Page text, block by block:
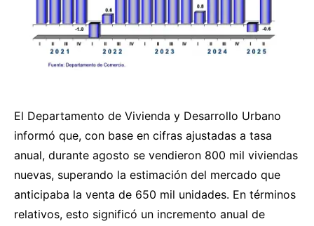
El Departamento de Vivienda y Desarrollo Urbano
informó que, con base en cifras ajustadas a tasa
anual, durante agosto se vendieron 800 mil viviendas
nuevas, superando la estimación del mercado que
anticipaba la venta de 650 mil unidades. En términos
relativos, esto significó un incremento anual de